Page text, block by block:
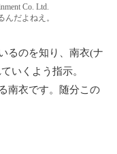
Co. Ltd.
だよねえ。
るのを知り、南衣(ナ
いくよう指示。
南衣です。随分この